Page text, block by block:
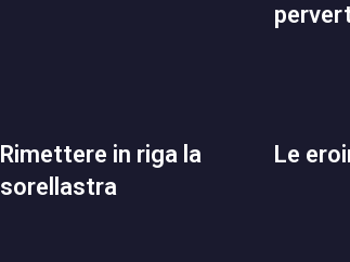
rimettere in riga la
sorellastra
le